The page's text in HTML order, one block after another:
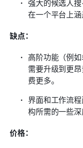
强大的候选人
在一个平台上
缺点：
高阶功能（例
需要升级到更
费更多。
界面和工作流
构所需的一些深
价格：